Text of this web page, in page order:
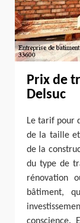
Prix de
Delsuc
Le tarif pour
de la taille
de la
du type de
rénovation
bâtiment,